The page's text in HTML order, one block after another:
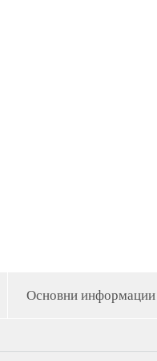
Основни информации